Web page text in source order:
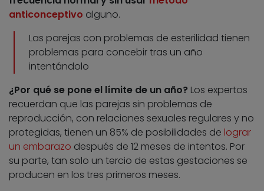
anticonceptivo alguno.
Las parejas con problemas de esterilidad tienen
problemas para concebir tras un año
intentándolo
¿Por qué se pone el límite de un año? Los expertos
recuerdan que las parejas sin problemas de
reproducción, con relaciones sexuales regulares y no
protegidas, tienen un 85% de posibilidades de lograr
un embarazo después de 12 meses de intentos. Por
su parte, tan solo un tercio de estas gestaciones se
producen en los tres primeros meses.